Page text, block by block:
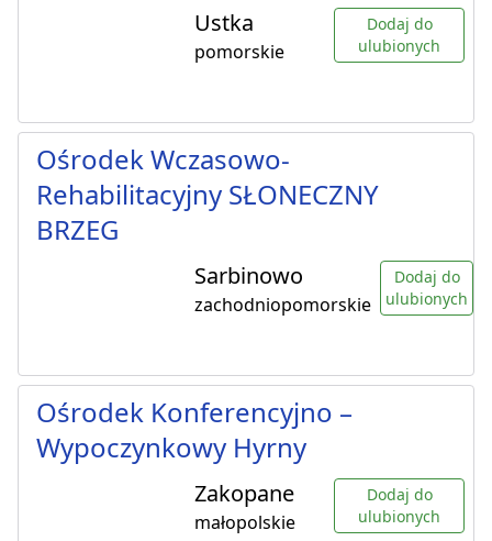
Ustka
pomorskie
Dodaj do
ulubionych
Ośrodek Wczasowo-
Rehabilitacyjny SŁONECZNY
BRZEG
Sarbinowo
zachodniopomorskie
Dodaj do
ulubionych
Ośrodek Konferencyjno –
Wypoczynkowy Hyrny
Zakopane
małopolskie
Dodaj do
ulubionych